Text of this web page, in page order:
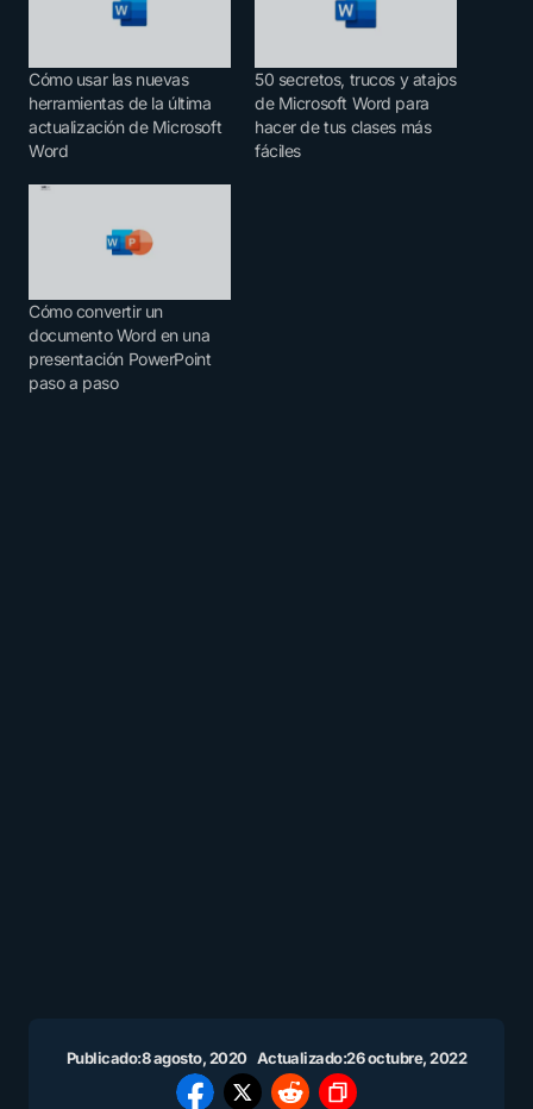
Cómo usar las nuevas
herramientas de la última
actualización de Microsoft
Word
50 secretos, trucos y atajos
de Microsoft Word para
hacer de tus clases más
fáciles
Cómo convertir un
documento Word en una
presentación PowerPoint
paso a paso
Publicado:8 agosto, 2020 Actualizado:26 octubre, 2022